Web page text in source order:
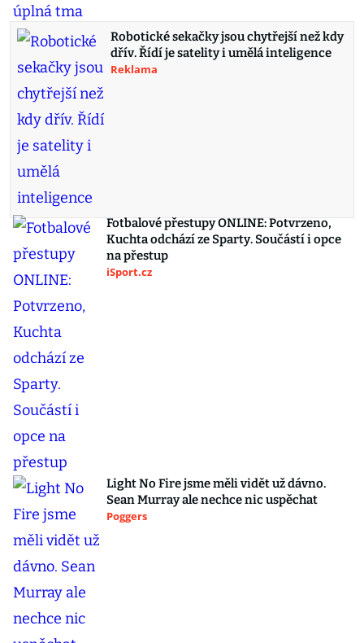
Robotické sekačky jsou chytřejší než kdy
dřív. Řídí je satelity i umělá inteligence
Reklama
Fotbalové přestupy ONLINE: Potvrzeno,
Kuchta odchází ze Sparty. Součástí i opce
na přestup
iSport.cz
Light No Fire jsme měli vidět už dávno.
Sean Murray ale nechce nic uspěchat
Poggers